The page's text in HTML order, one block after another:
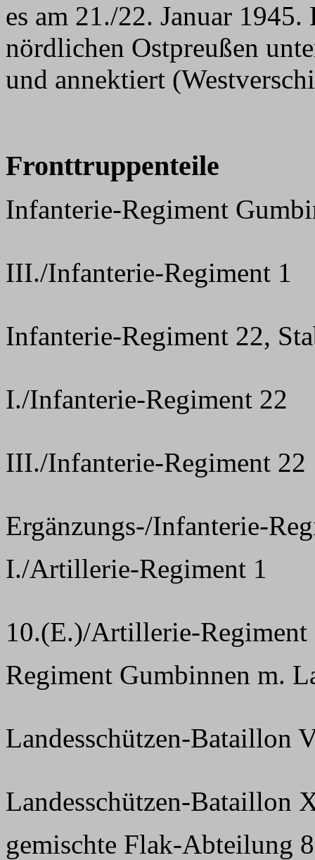
es am 21./22. Januar
nördlichen Ostpreußen
und annektiert
Fronttruppenteile
Infanterie-Regiment
III./Infanterie-Regiment 1
Infanterie-Regiment 22,
I./Infanterie-Regiment 22
III./Infanterie-Regiment 22
Ergänzungs-/Infanterie-
I./Artillerie-Regiment 1
10.(E.)/Artillerie-Regiment
Regiment Gumbinnen m.
Landesschützen-Bataillon
Landesschützen-Bataillon
gemischte Flak-Abteilung